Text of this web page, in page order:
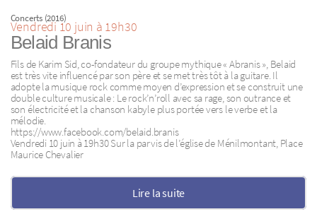
Concerts (2016)
Vendredi 10 juin à 19h30
Belaid Branis
Fils de Karim Sid, co-fondateur du groupe mythique « Abranis », Belaid
est très vite influencé par son père et se met très tôt à la guitare. Il
adopte la musique rock comme moyen d’expression et se construit une
double culture musicale : Le rock’n’roll avec sa rage, son outrance et
son électricité et la chanson kabyle plus portée vers le verbe et la
mélodie.
https://www.facebook.com/belaid.branis
Vendredi 10 juin à 19h30 Sur la parvis de l’église de Ménilmontant, Place
Maurice Chevalier
Lire la suite